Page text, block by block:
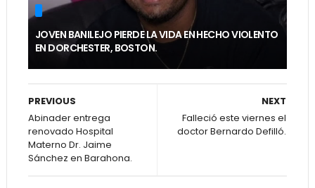
JOVEN BANILEJO PIERDE LA VIDA EN HECHO VIOLENTO
EN DORCHESTER, BOSTON.
NEXT
Falleció este viernes el
doctor Bernardo Defilló.
PREVIOUS
Abinader entrega
renovado Hospital
Materno Dr. Jaime
Sánchez en Barahona.